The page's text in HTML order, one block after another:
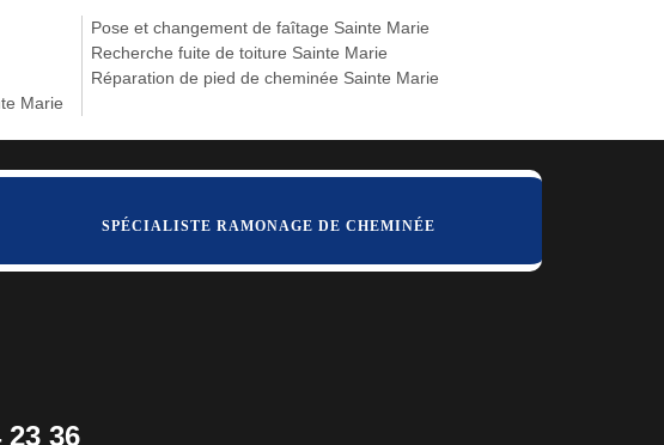
Marie
Pose et changement de faîtage Sainte Marie
Recherche fuite de toiture Sainte Marie
Réparation de pied de cheminée Sainte Marie
SPÉCIALISTE RAMONAGE DE CHEMINÉE
23 36